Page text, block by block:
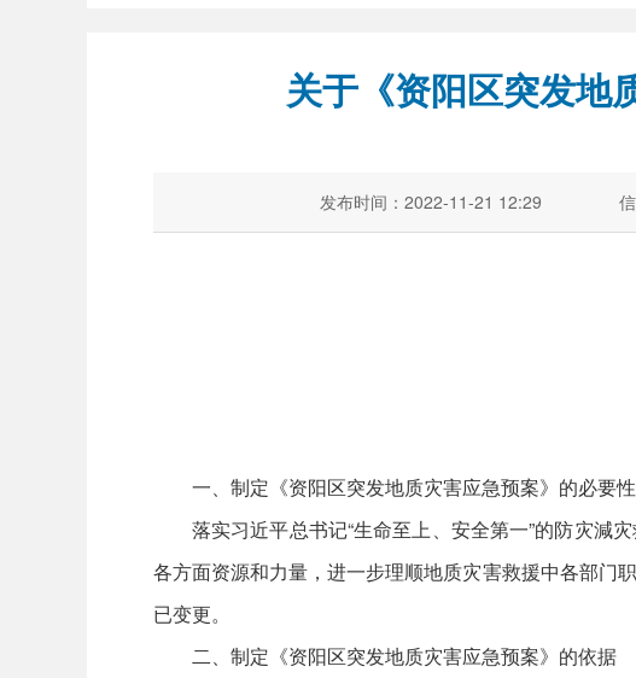
关于《资阳区突发地
发布时间：2022-11-21 12:29
一、制定《资阳区突发地质灾害应急预案》的必要性
落实习近平总书记“生命至上、安全第一”的防灾減
各方面资源和力量，进一步理顺地质灾害救援中各部门
已变更。
二、制定《资阳区突发地质灾害应急预案》的依据